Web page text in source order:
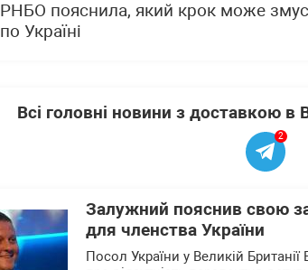
РНБО пояснила, який крок може
по Україні
Всі головні новини з доставкою
2
Залужний пояснив свою
для членства України
Посол України у Великій